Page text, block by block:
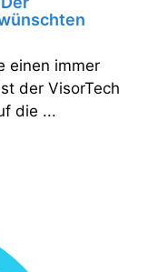
einen immer
der VisorTech
die ...